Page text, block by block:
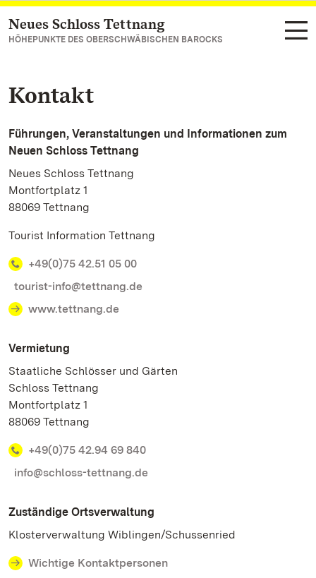
Zum Hauptinhalt springen
Neues Schloss Tettnang
HÖHEPUNKTE DES OBERSCHWÄBISCHEN BAROCKS
Kontakt
Führungen, Veranstaltungen und Informationen zum
Neuen Schloss Tettnang
Neues Schloss Tettnang
Montfortplatz 1
88069 Tettnang
Tourist Information Tettnang
+49(0)75 42.51 05 00
tourist-info@tettnang.de
www.tettnang.de
Vermietung
Staatliche Schlösser und Gärten
Schloss Tettnang
Montfortplatz 1
88069 Tettnang
+49(0)75 42.94 69 840
info@schloss-tettnang.de
Zuständige Ortsverwaltung
Klosterverwaltung Wiblingen/Schussenried
Wichtige Kontaktpersonen